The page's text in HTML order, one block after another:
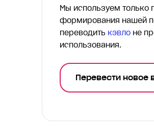
Мы используем
формирования нашей
переводить кэвло не
использования.
Перевести новое